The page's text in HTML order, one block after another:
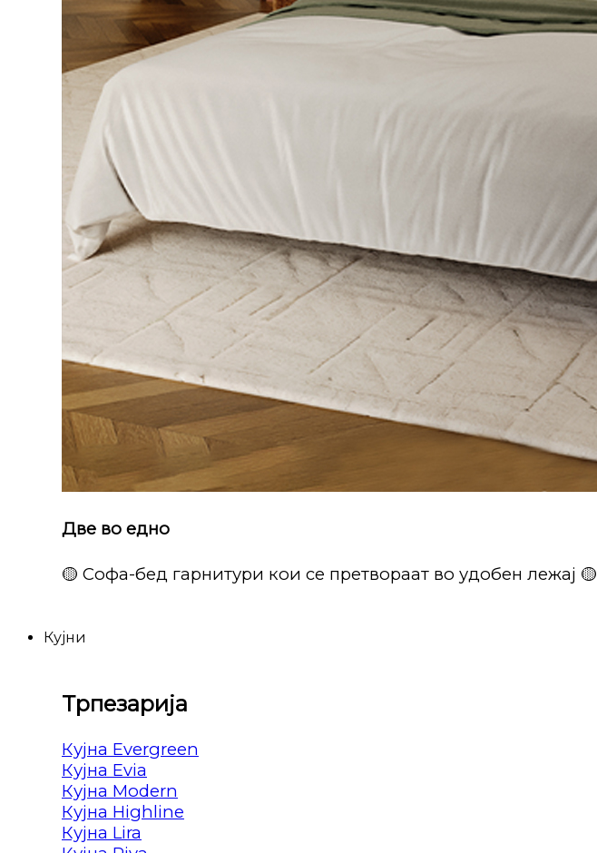
Две во едно
🟡 Софа-бед гарнитури кои се претвораат во удобен лежај 🟡
Кујни
Трпезарија
Кујна Evergreen
Кујна Evia
Кујна Modern
Кујна Highline
Кујна Lira